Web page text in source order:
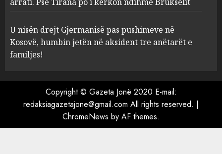
e familjes!
U nisën drejt Gjermanisë pas pushimeve në
Kosovë, humbin jetën në aksident tre anëtarët e
familjes!
Copyright © Gazeta Jonë 2020 E-mail:
redaksiagazetajone@gmail.com All rights reserved. |
ChromeNews by AF themes.